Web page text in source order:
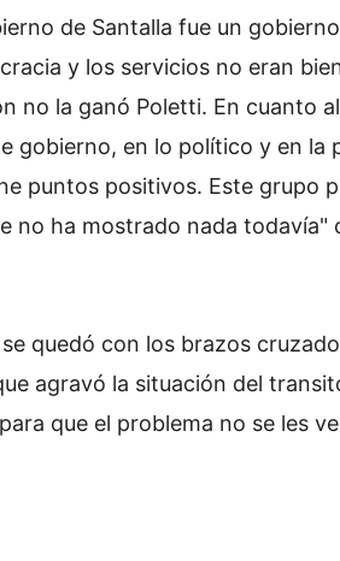
de Santalla fue un
y los servicios no eran
no la ganó Poletti. En cuanto
gobierno, en lo político y en la
puntos positivos. Este grupo
no ha mostrado nada todavía"
quedó con los brazos
agravó la situación del
que el problema no se les